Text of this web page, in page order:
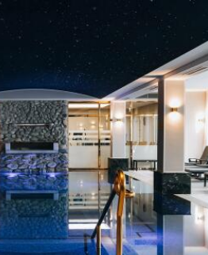
Auf der Karte anzeigen